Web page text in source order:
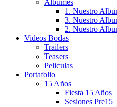
Albumes
1. Nuestro
3. Nuestro
2. Nuestro
Videos Bodas
Trailers
Teasers
Peliculas
Portafolio
15 Años
Fiesta 15 Años
Sesiones Pre15